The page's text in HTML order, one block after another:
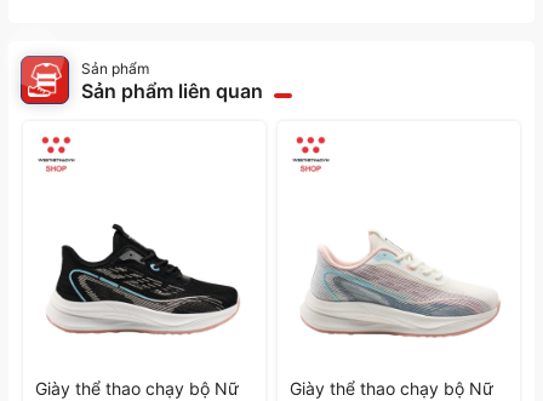
Sản phẩm
Sản phẩm liên quan
Giày thể thao chạy bộ Nữ
Giày thể thao chạy bộ Nữ